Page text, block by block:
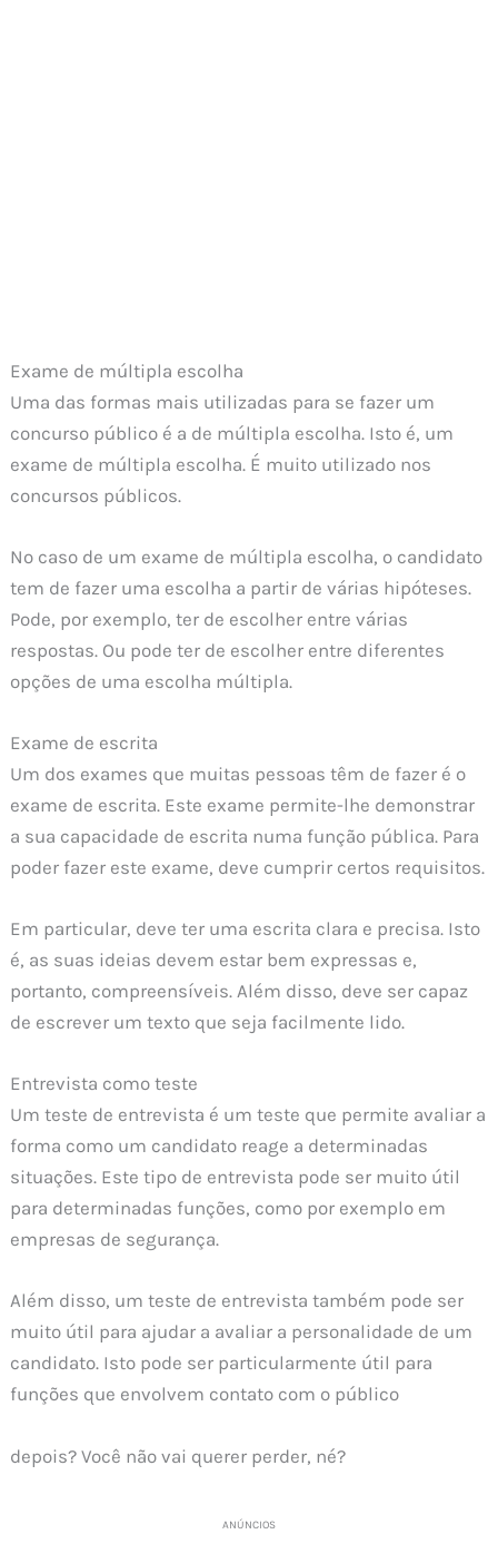
Exame de múltipla escolha
Uma das formas mais utilizadas para se fazer um
concurso público é a de múltipla escolha. Isto é, um
exame de múltipla escolha. É muito utilizado nos
concursos públicos.
No caso de um exame de múltipla escolha, o candidato
tem de fazer uma escolha a partir de várias hipóteses.
Pode, por exemplo, ter de escolher entre várias
respostas. Ou pode ter de escolher entre diferentes
opções de uma escolha múltipla.
Exame de escrita
Um dos exames que muitas pessoas têm de fazer é o
exame de escrita. Este exame permite-lhe demonstrar
a sua capacidade de escrita numa função pública. Para
poder fazer este exame, deve cumprir certos requisitos.
Em particular, deve ter uma escrita clara e precisa. Isto
é, as suas ideias devem estar bem expressas e,
portanto, compreensíveis. Além disso, deve ser capaz
de escrever um texto que seja facilmente lido.
Entrevista como teste
Um teste de entrevista é um teste que permite avaliar a
forma como um candidato reage a determinadas
situações. Este tipo de entrevista pode ser muito útil
para determinadas funções, como por exemplo em
empresas de segurança.
Além disso, um teste de entrevista também pode ser
muito útil para ajudar a avaliar a personalidade de um
candidato. Isto pode ser particularmente útil para
funções que envolvem contato com o público
depois? Você não vai querer perder, né?
ANÚNCIOS